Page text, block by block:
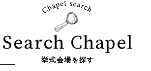
Search Chapel
挙式会場を探す